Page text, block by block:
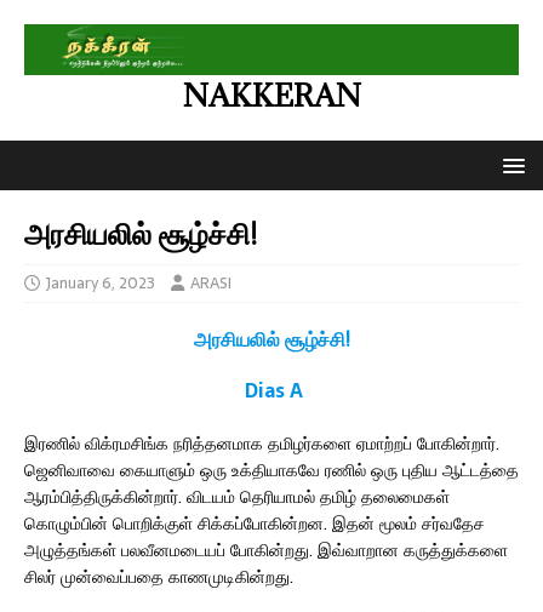
NAKKERAN
அரசியலில் சூழ்ச்சி!
January 6, 2023 ARASI
அரசியலில் சூழ்ச்சி!
Dias A
இரணில் விக்ரமசிங்க நரித்தனமாக தமிழர்களை ஏமாற்றப் போகின்றார்.
ஜெனிவாவை கையாளும் ஒரு உக்தியாகவே ரணில் ஒரு புதிய ஆட்டத்தை
ஆரம்பித்திருக்கின்றார். விடயம் தெரியாமல் தமிழ் தலைமைகள்
கொழும்பின் பொறிக்குள் சிக்கப்போகின்றன. இதன் மூலம் சர்வதேச
அழுத்தங்கள் பலவீனமடையப் போகின்றது. இவ்வாறான கருத்துக்களை
சிலர் முன்வைப்பதை காணமுடிகின்றது.